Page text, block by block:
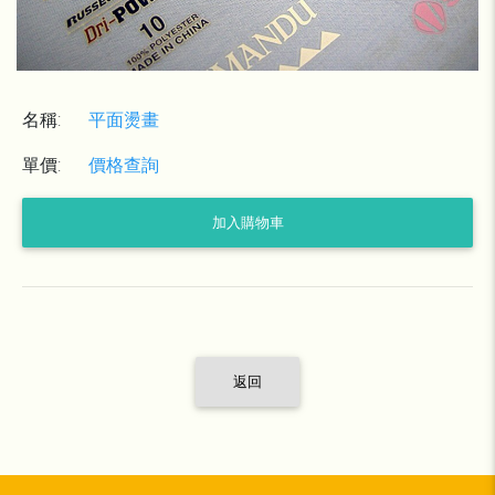
名稱: 平面燙畫
單價: 價格查詢
加入購物車
返回